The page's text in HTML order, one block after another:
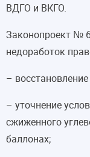
ВДГО и ВКГО.
Законопроект №
недоработок
–
– уточнение
сжиженного
баллонах;